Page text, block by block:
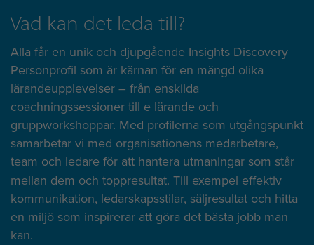
Vad kan det leda till?
Alla får en unik och djupgående Insights Discovery
Personprofil som är kärnan för en mängd olika
lärandeupplevelser – från enskilda
coachningssessioner till e lärande och
gruppworkshoppar. Med profilerna som utgångspunkt
samarbetar vi med organisationens medarbetare,
team och ledareför att hantera utmaningar som står
mellan dem och toppresultat. Till exempel effektiv
kommunikation, ledarskapsstilar, säljresultat och hitta
en miljö som inspirerar att göra det bästa jobb man
kan.